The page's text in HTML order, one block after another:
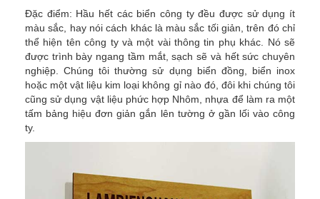
Đặc điểm: Hầu hết các biển công ty đều được sử dụng ít
màu sắc, hay nói cách khác là màu sắc tối giản, trên đó chỉ
thể hiện tên công ty và một vài thông tin phụ khác. Nó sẽ
được trình bày ngang tầm mắt, sạch sẽ và hết sức chuyên
nghiệp. Chúng tôi thường sử dụng biển đồng, biển inox
hoặc một vật liệu kim loại không gỉ nào đó, đôi khi chúng tôi
cũng sử dụng vật liệu phức hợp Nhôm, nhựa để làm ra một
tấm bảng hiệu đơn giản gắn lên tường ở gần lối vào công
ty.